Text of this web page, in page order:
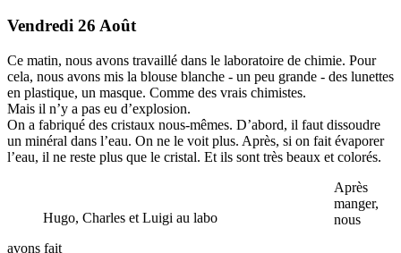
Vendredi 26 Août
Ce matin, nous avons travaillé dans le laboratoire de chimie. Pour
cela, nous avons mis la blouse blanche - un peu grande - des lunettes
en plastique, un masque. Comme des vrais chimistes.
Mais il n’y a pas eu d’explosion.
On a fabriqué des cristaux nous-mêmes. D’abord, il faut dissoudre
un minéral dans l’eau. On ne le voit plus. Après, si on fait évaporer
l’eau, il ne reste plus que le cristal. Et ils sont très beaux et colorés.
Hugo, Charles et Luigi au labo
Après
manger,
nous
avons fait